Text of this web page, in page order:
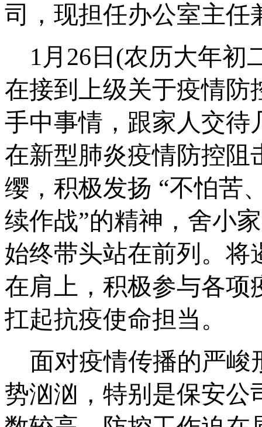
司，现担任办公室主任
1 月 26 日 (农历大年初
在接到上级关于疫情防
手中事情，跟家人交待
在新型肺炎疫情防控阻
缨，积极发扬 “不怕苦
续作战”的精神，舍小
始终带头站在前列。将
在肩上，积极参与各项
扛起抗疫使命担当。
面对疫情传播的严峻
势汹汹，特别是保安公